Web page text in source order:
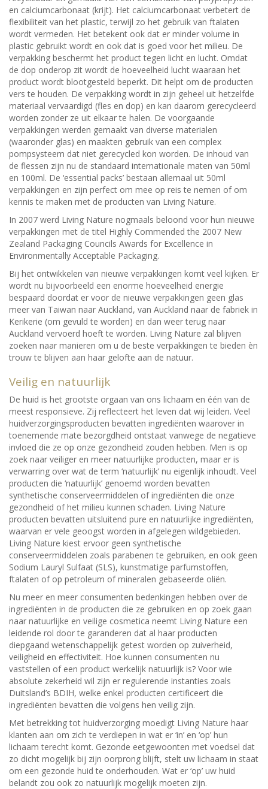
en calciumcarbonaat (krijt). Het calciumcarbonaat verbetert de
flexibiliteit van het plastic, terwijl zo het gebruik van ftalaten
wordt vermeden. Het betekent ook dat er minder volume in
plastic gebruikt wordt en ook dat is goed voor het milieu. De
verpakking beschermt het product tegen licht en lucht. Omdat
de dop onderop zit wordt de hoeveelheid lucht waaraan het
product wordt blootgesteld beperkt. Dit helpt om de producten
vers te houden. De verpakking wordt in zijn geheel uit hetzelfde
materiaal vervaardigd (fles en dop) en kan daarom gerecycleerd
worden zonder ze uit elkaar te halen. De voorgaande
verpakkingen werden gemaakt van diverse materialen
(waaronder glas) en maakten gebruik van een complex
pompsysteem dat niet gerecycled kon worden. De inhoud van
de flessen zijn nu de standaard internationale maten van 50ml
en 100ml. De ‘essential packs’ bestaan allemaal uit 50ml
verpakkingen en zijn perfect om mee op reis te nemen of om
kennis te maken met de producten van Living Nature.
In 2007 werd Living Nature nogmaals beloond voor hun nieuwe
verpakkingen met de titel Highly Commended the 2007 New
Zealand Packaging Councils Awards for Excellence in
Environmentally Acceptable Packaging.
Bij het ontwikkelen van nieuwe verpakkingen komt veel kijken. Er
wordt nu bijvoorbeeld een enorme hoeveelheid energie
bespaard doordat er voor de nieuwe verpakkingen geen glas
meer van Taiwan naar Auckland, van Auckland naar de fabriek in
Kerikerie (om gevuld te worden) en dan weer terug naar
Auckland vervoerd hoeft te worden. Living Nature zal blijven
zoeken naar manieren om u de beste verpakkingen te bieden èn
trouw te blijven aan haar gelofte aan de natuur.
Veilig en natuurlijk
De huid is het grootste orgaan van ons lichaam en één van de
meest responsieve. Zij reflecteert het leven dat wij leiden. Veel
huidverzorgingsproducten bevatten ingrediënten waarover in
toenemende mate bezorgdheid ontstaat vanwege de negatieve
invloed die ze op onze gezondheid zouden hebben. Men is op
zoek naar veiliger en meer natuurlijke producten, maar er is
verwarring over wat de term ‘natuurlijk’ nu eigenlijk inhoudt. Veel
producten die ‘natuurlijk’ genoemd worden bevatten
synthetische conserveermiddelen of ingrediënten die onze
gezondheid of het milieu kunnen schaden. Living Nature
producten bevatten uitsluitend pure en natuurlijke ingrediënten,
waarvan er vele geoogst worden in afgelegen wildgebieden.
Living Nature kiest ervoor geen synthetische
conserveermiddelen zoals parabenen te gebruiken, en ook geen
Sodium Lauryl Sulfaat (SLS), kunstmatige parfumstoffen,
ftalaten of op petroleum of mineralen gebaseerde oliën.
Nu meer en meer consumenten bedenkingen hebben over de
ingrediënten in de producten die ze gebruiken en op zoek gaan
naar natuurlijke en veilige cosmetica neemt Living Nature een
leidende rol door te garanderen dat al haar producten
diepgaand wetenschappelijk getest worden op zuiverheid,
veiligheid en effectiviteit. Hoe kunnen consumenten nu
vaststellen of een product werkelijk natuurlijk is? Voor wie
absolute zekerheid wil zijn er regulerende instanties zoals
Duitsland’s BDIH, welke enkel producten certificeert die
ingrediënten bevatten die volgens hen veilig zijn.
Met betrekking tot huidverzorging moedigt Living Nature haar
klanten aan om zich te verdiepen in wat er ‘in’ en ‘op’ hun
lichaam terecht komt. Gezonde eetgewoonten met voedsel dat
zo dicht mogelijk bij zijn oorprong blijft, stelt uw lichaam in staat
om een gezonde huid te onderhouden. Wat er ‘op’ uw huid
belandt zou ook zo natuurlijk mogelijk moeten zijn.